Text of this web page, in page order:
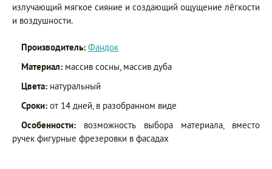
излучающий мягкое сияние и создающий ощущение лёгкости
и воздушности.
Производитель: Фандок
Материал: массив сосны, массив дуба
Цвета: натуральный
Сроки: от 14 дней, в разобранном виде
Особенности: возможность выбора материала, вместо
ручек фигурные фрезеровки в фасадах